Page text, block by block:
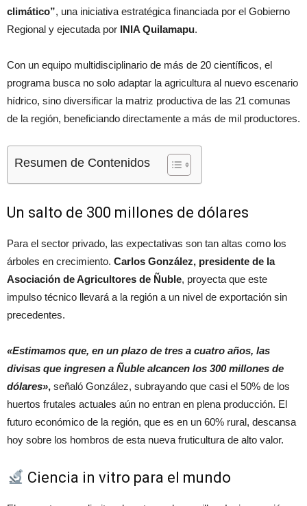
climático”, una iniciativa estratégica financiada por el Gobierno
Regional y ejecutada por INIA Quilamapu.
Con un equipo multidisciplinario de más de 20 científicos, el
programa busca no solo adaptar la agricultura al nuevo escenario
hídrico, sino diversificar la matriz productiva de las 21 comunas
de la región, beneficiando directamente a más de mil productores.
Resumen de Contenidos
Un salto de 300 millones de dólares
Para el sector privado, las expectativas son tan altas como los
árboles en crecimiento. Carlos González, presidente de la
Asociación de Agricultores de Ñuble, proyecta que este
impulso técnico llevará a la región a un nivel de exportación sin
precedentes.
«Estimamos que, en un plazo de tres a cuatro años, las
divisas que ingresen a Ñuble alcancen los 300 millones de
dólares», señaló González, subrayando que casi el 50% de los
huertos frutales actuales aún no entran en plena producción. El
futuro económico de la región, que es en un 60% rural, descansa
hoy sobre los hombros de esta nueva fruticultura de alto valor.
Ciencia in vitro para el mundo